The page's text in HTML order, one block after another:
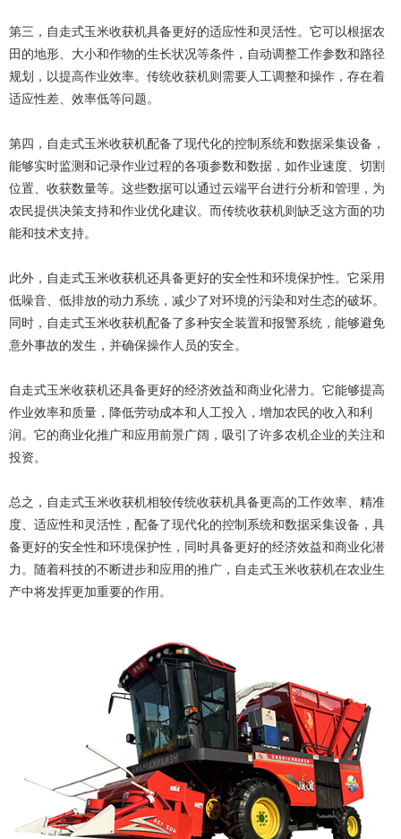
第三，自走式玉米收获机具备更好的适应性和灵活性。它可以根据农
田的地形、大小和作物的生长状况等条件，自动调整工作参数和路径
规划，以提高作业效率。传统收获机则需要人工调整和操作，存在着
适应性差、效率低等问题。
第四，自走式玉米收获机配备了现代化的控制系统和数据采集设备，
能够实时监测和记录作业过程的各项参数和数据，如作业速度、切割
位置、收获数量等。这些数据可以通过云端平台进行分析和管理，为
农民提供决策支持和作业优化建议。而传统收获机则缺乏这方面的功
能和技术支持。
此外，自走式玉米收获机还具备更好的安全性和环境保护性。它采用
低噪音、低排放的动力系统，减少了对环境的污染和对生态的破坏。
同时，自走式玉米收获机配备了多种安全装置和报警系统，能够避免
意外事故的发生，并确保操作人员的安全。
自走式玉米收获机还具备更好的经济效益和商业化潜力。它能够提高
作业效率和质量，降低劳动成本和人工投入，增加农民的收入和利
润。它的商业化推广和应用前景广阔，吸引了许多农机企业的关注和
投资。
总之，自走式玉米收获机相较传统收获机具备更高的工作效率、精准
度、适应性和灵活性，配备了现代化的控制系统和数据采集设备，具
备更好的安全性和环境保护性，同时具备更好的经济效益和商业化潜
力。随着科技的不断进步和应用的推广，自走式玉米收获机在农业生
产中将发挥更加重要的作用。